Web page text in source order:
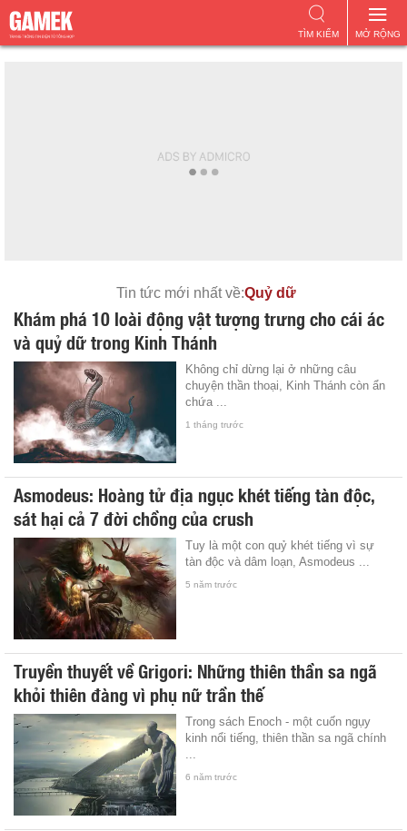
MỞ RỘNG
TÌM KIẾM
Tin tức mới nhất về:Quỷ dữ
Khám phá 10 loài động vật tượng trưng cho cái ác
và quỷ dữ trong Kinh Thánh
Không chỉ dừng lại ở những câu
chuyện thần thoại, Kinh Thánh còn ẩn
chứa ...
1 tháng trước
Asmodeus: Hoàng tử địa ngục khét tiếng tàn độc,
sát hại cả 7 đời chồng của crush
Tuy là một con quỷ khét tiếng vì sự
tàn độc và dâm loạn, Asmodeus ...
5 năm trước
Truyền thuyết về Grigori: Những thiên thần sa ngã
khỏi thiên đàng vì phụ nữ trần thế
Trong sách Enoch - một cuốn ngụy
kinh nổi tiếng, thiên thần sa ngã chính
6 năm trước